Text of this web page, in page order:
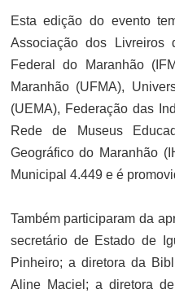
Esta edição do evento
Associação dos Livreiros
Federal do Maranhão
Maranhão (UFMA),
(UEMA), Federação das
Rede de Museus
Geográfico do Maranhão
Municipal 4.449 e é
Também participaram da
secretário de Estado de
Pinheiro; a diretora da
Aline Maciel; a diretora